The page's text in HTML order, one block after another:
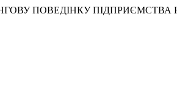
ПОВЕДІНКУ